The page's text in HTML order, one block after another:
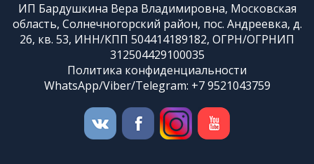
ИП Бардушкина Вера Владимировна, Московская
область, Солнечногорский район, пос. Андреевка, д.
26, кв. 53, ИНН/КПП 504414189182, ОГРН/ОГРНИП
312504429100035
Политика конфиденциальности
WhatsApp/Viber/Telegram: +7 9521043759